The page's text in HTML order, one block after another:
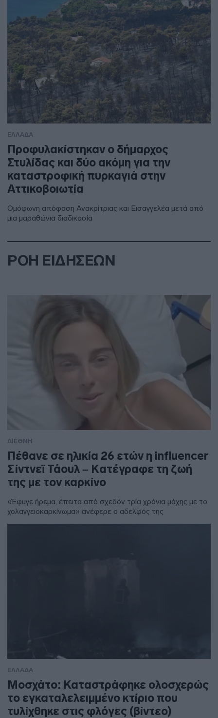
ΕΛΛΑΔΑ
Προφυλακίστηκαν ο δήμαρχος
Στυλίδας και δύο ακόμη για την
καταστροφική πυρκαγιά στην
Αττικοβοιωτία
Ομόφωνη απόφαση Ανακρίτριας και Εισαγγελέα μετά από
μια μαραθώνια διαδικασία
ΡΟΗ ΕΙΔΗΣΕΩΝ
ΔΙΕΘΝΗ
Πέθανε σε ηλικία 26 ετών η influencer
Σίντνεϊ Τάουλ – Kατέγραφε τη ζωή
της με τον καρκίνο
«Έφυγε ήρεμα, έπειτα από σχεδόν τρία χρόνια μάχης με το
χολαγγειοκαρκίνωμα» ανέφερε ο αδελφός της
ΕΛΛΑΔΑ
Μοσχάτο: Καταστράφηκε ολοσχερώς
το εγκαταλελειμμένο κτίριο που
τυλίχθηκε στις φλόγες (βίντεο)